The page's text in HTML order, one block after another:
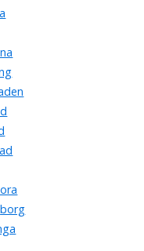
Visbyhus nr 10
Visbyhus nr 11
Visbyhus nr 13
Visbyhus nr 14